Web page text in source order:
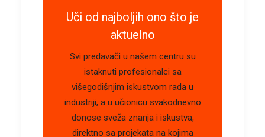
Uči od najboljih ono što je
aktuelno
Svi predavači u našem centru su
istaknuti profesionalci sa
višegodišnjim iskustvom rada u
industriji, a u učionicu svakodnevno
donose sveža znanja i iskustva,
direktno sa projekata na kojima